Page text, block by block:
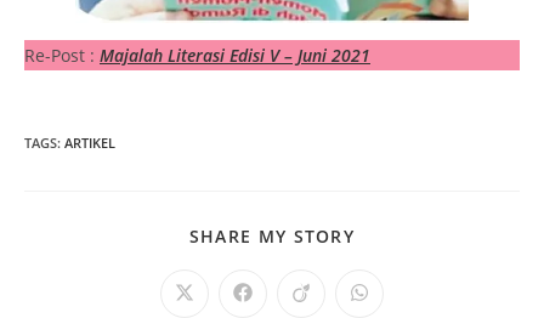
Re-Post : Majalah Literasi Edisi V – Juni 2021
TAGS: ARTIKEL
SHARE MY STORY
Opens Opens Opens Opens